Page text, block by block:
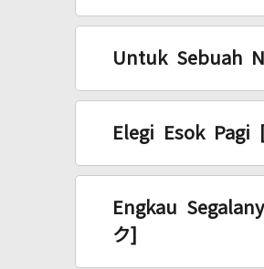
Untuk Sebuah
Elegi Esok Pagi [
Engkau
ク]